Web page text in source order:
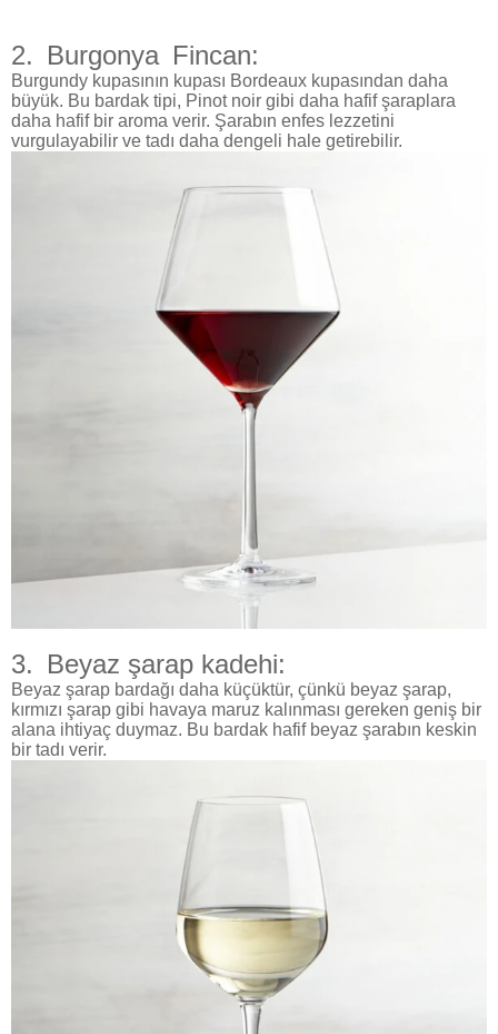
2. BurgonyaFincan:
Burgundy kupasının kupası Bordeaux kupasından daha
büyük. Bu bardak tipi, Pinot noir gibi daha hafif şaraplara
daha hafif bir aroma verir. Şarabın enfes lezzetini
vurgulayabilir ve tadı daha dengeli hale getirebilir.
3. Beyaz şarap kadehi:
Beyaz şarap bardağı daha küçüktür, çünkü beyaz şarap,
kırmızı şarap gibi havaya maruz kalınması gereken geniş bir
alana ihtiyaç duymaz. Bu bardak hafif beyaz şarabın keskin
bir tadı verir.